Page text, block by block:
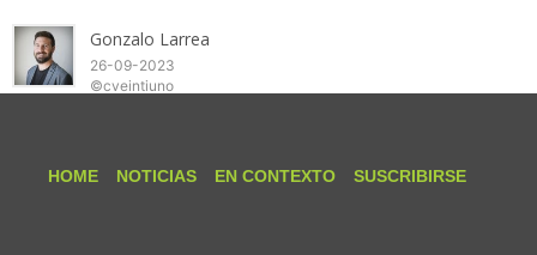
Gonzalo Larrea
26-09-2023
©cveintiuno
HOME NOTICIAS EN CONTEXTO SUSCRIBIRSE